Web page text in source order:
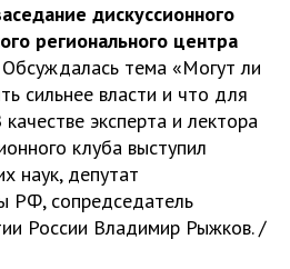
дискуссионного
регионального центра
Обсуждалась тема «Могут ли
сильнее власти и что для
эксперта и лектора
клуба выступил
наук, депутат
РФ, сопредседатель
России Владимир Рыжков. /